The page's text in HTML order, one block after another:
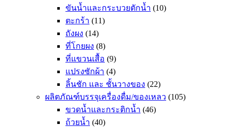
ขันน้ำและกระบวยตักน้ำ (10)
ตะกร้า (11)
ถังผง (14)
ที่โกยผง (8)
ที่แขวนเสื้อ (9)
แปรงซักผ้า (4)
ลิ้นชัก และ ชั้นวางของ (22)
ผลิตภัณฑ์บรรจุเครื่องดื่ม/ของเหลว (105)
ขวดน้ำและกระติกน้ำ (46)
ถ้วยน้ำ (40)